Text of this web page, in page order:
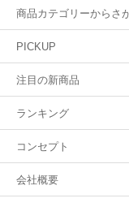
商品カテゴリーからさ
PICKUP
注目の新商品
ランキング
コンセプト
会社概要